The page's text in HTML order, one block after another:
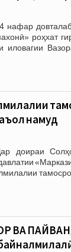
довталаб
роҳхат
иловагии
намуд
доираи
ВА